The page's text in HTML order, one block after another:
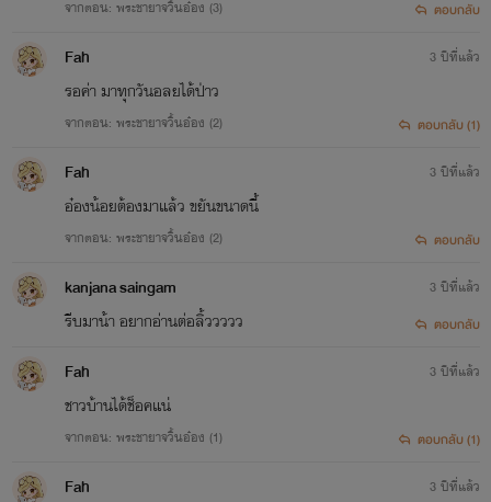
จากตอน: พระชายาจวิ้นอ๋อง (3) ตอบกลับ
Fah
รอค่า มาทุกวันอลยได้ป่าว
จากตอน: พระชายาจวิ้นอ๋อง (2)
3 ปีที่แล้ว
ตอบกลับ (1)
Fah
อ๋องน้อยต้องมาแล้ว ขยันขนาดนี้
จากตอน: พระชายาจวิ้นอ๋อง (2)
3 ปีที่แล้ว
ตอบกลับ
kanjana saingam
รีบมาน้า อยากอ่านต่อลิ้ววววว
3 ปีที่แล้ว
ตอบกลับ
Fah
ชาวบ้านได้ช็อคแน่
จากตอน: พระชายาจวิ้นอ๋อง (1)
3 ปีที่แล้ว
ตอบกลับ (1)
Fah 3 ปีที่แล้ว